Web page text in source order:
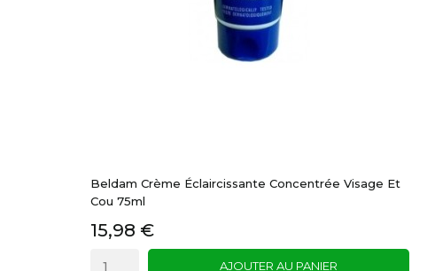
Beldam Crème Éclaircissante Concentrée Visage Et
Cou 75ml
15,98 €
AJOUTER AU PANIER